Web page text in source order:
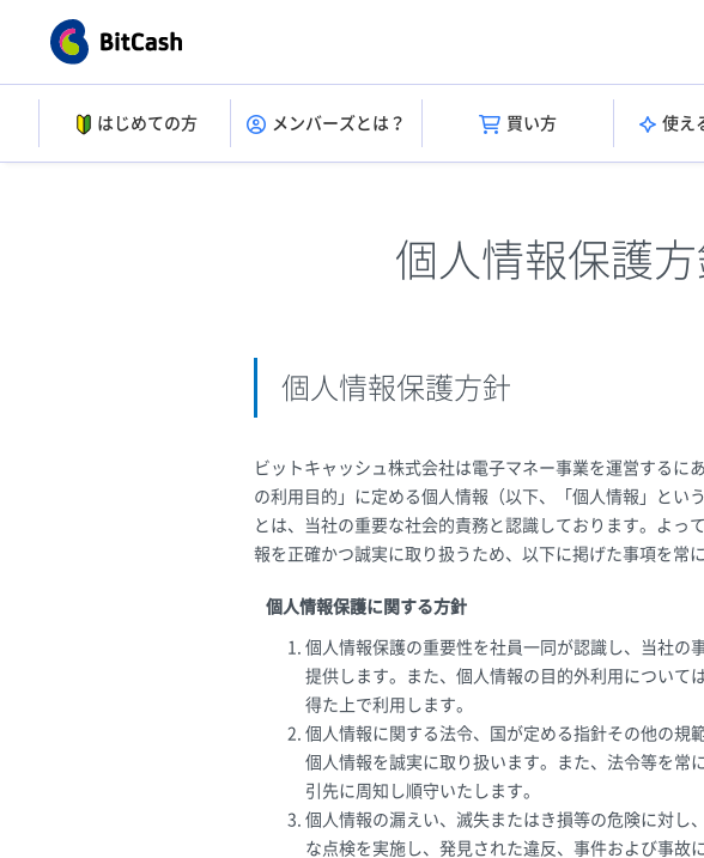
はじめての方 メンバーズとは？ 買い方 使え
個人情報保護
個人情報保護方針
ビットキャッシュ株式会社は電子マネー事業を運営する
の利用目的」に定める個人情報（以下、「個人情報」とい
とは、当社の重要な社会的責務と認識しております。よ
報を正確かつ誠実に取り扱うため、以下に掲げた事項を常
個人情報保護に関する方針
個人情報保護の重要性を社員一同が認識し、当社の
提供します。また、個人情報の目的外利用について
得た上で利用します。
個人情報に関する法令、国が定める指針その他の規
個人情報を誠実に取り扱います。また、法令等を常
引先に周知し順守いたします。
個人情報の漏えい、滅失またはき損等の危険に対し
な点検を実施し、発見された違反、事件および事故